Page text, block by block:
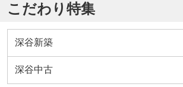
こだわり特集
深谷新築
深谷中古